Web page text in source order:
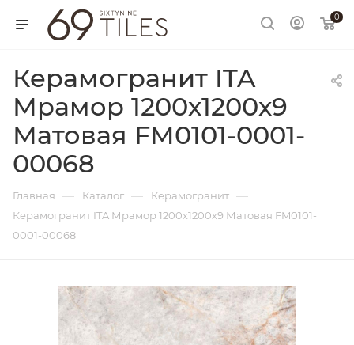
0
Керамогранит ITA
Мрамор 1200х1200х9
Матовая FM0101-0001-
00068
Главная — Каталог — Керамогранит —
Керамогранит ITA Мрамор 1200х1200х9 Матовая FM0101-
0001-00068